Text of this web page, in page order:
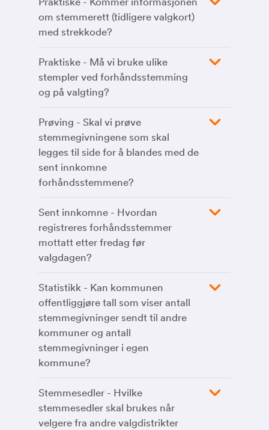
om stemmerett (tidligere valgkort)
med strekkode?
Praktiske - Må vi bruke ulike
stempler ved forhåndsstemming
og på valgting?
Prøving - Skal vi prøve
stemmegivningene som skal
legges til side for å blandes med de
sent innkomne
forhåndsstemmene?
Sent innkomne - Hvordan
registreres forhåndsstemmer
mottatt etter fredag før
valgdagen?
Statistikk - Kan kommunen
offentliggjøre tall som viser antall
stemmegivninger sendt til andre
kommuner og antall
stemmegivninger i egen
kommune?
Stemmesedler - Hvilke
stemmesedler skal brukes når
velgere fra andre valgdistrikter